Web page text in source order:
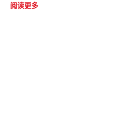
阅读更多